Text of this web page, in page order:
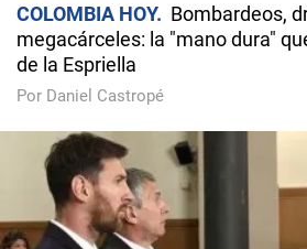
COLOMBIA HOY
Bombardeos,
megacárceles: la "mano dura"
de la Espriella
Por Daniel Castropé